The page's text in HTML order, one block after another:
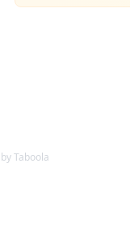
by Taboola